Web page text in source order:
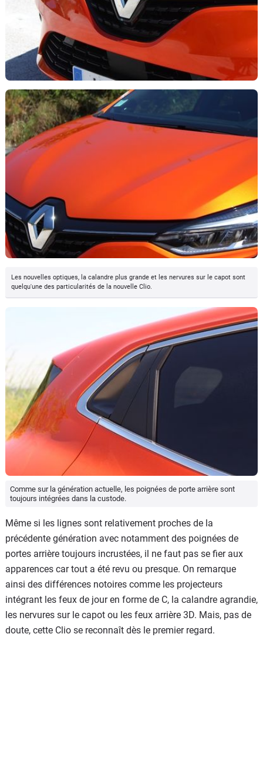
Les nouvelles optiques, la calandre plus grande et les nervures sur le capot sont
quelqu'une des particularités de la nouvelle Clio.
Comme sur la génération actuelle, les poignées de porte arrière sont
toujours intégrées dans la custode.
Même si les lignes sont relativement proches de la
précédente génération avec notamment des poignées de
portes arrière toujours incrustées, il ne faut pas se fier aux
apparences car tout a été revu ou presque. On remarque
ainsi des différences notoires comme les projecteurs
intégrant les feux de jour en forme de C, la calandre agrandie,
les nervures sur le capot ou les feux arrière 3D. Mais, pas de
doute, cette Clio se reconnaît dès le premier regard.